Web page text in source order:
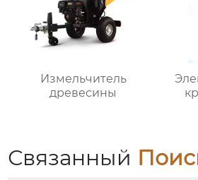
Измельчитель
древесины
Связанный